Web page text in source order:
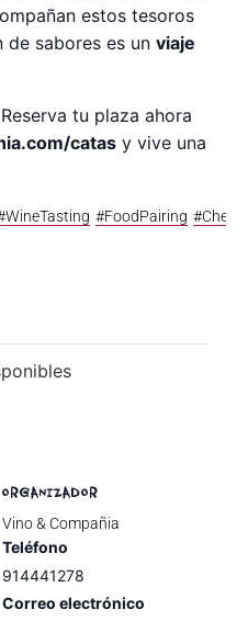
estos tesoros
sabores es un viaje
tu plaza ahora
catas y vive una
#FoodPairing
ORGANIZADOR
Vino & Compañia
Teléfono
914441278
Correo electrónico